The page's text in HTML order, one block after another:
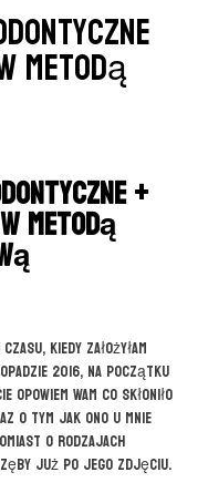
metodą
+
metodą
kiedy założyłam
2016, na początku
Wam co skłoniło
o tym jak ono u mnie
o rodzajach
już po jego zdjęciu.